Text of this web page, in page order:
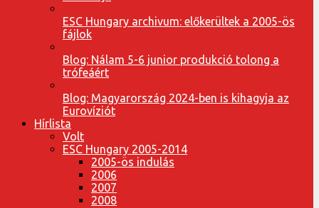
ESC Hungary archivum: előkerültek a 2005-ös
fájlok
Blog: Nálam 5-6 junior produkció tolong a
trófeáért
Blog: Magyarország 2024-ben is kihagyja az
Eurovíziót
Hírlista
Volt
ESC Hungary 2005-2014
2005-ös indulás
2006
2007
2008